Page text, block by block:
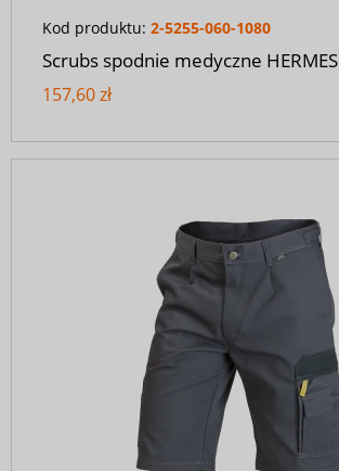
Kod produktu: 2-5255-060-1080
Scrubs spodnie medyczne HERMES
157,60 zł